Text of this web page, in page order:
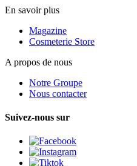
En savoir plus
Magazine
Cosmeterie Store
A propos de nous
Notre Groupe
Nous contacter
Suivez-nous sur